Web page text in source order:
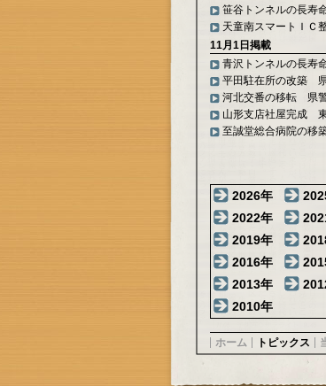
笹谷トンネルの長寿
天童南スマートＩ
11月1日掲載
青沢トンネルの長寿
平田駐在所の改築
河北交番の移転 県
山形支店社屋完成
至誠堂総合病院の移
2026年
2022年
2019年
2016年
2013年
2010年
ホーム トピックス